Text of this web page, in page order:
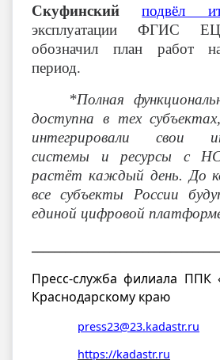
Скуфинский
подвёл
эксплуатации
обозначил план работ
период.
*Полная
доступна в тех
интегрировали свои
системы и ресурсы с
растёт каждый день. До
все субъекты России
единой цифровой
Пресс-служба филиала ППК
Краснодарскому краю
press23@23.kadastr.ru
https://kadastr.ru